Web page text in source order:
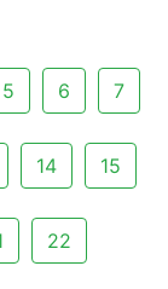
5 6 7
14 15
22